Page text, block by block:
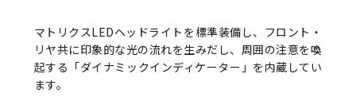
マトリクスLEDヘッドライトを標準装備し、フロント・
リヤ共に印象的な光の流れを生みだし、周囲の注意を喚
起する「ダイナミックインディケーター」を内蔵してい
ます。